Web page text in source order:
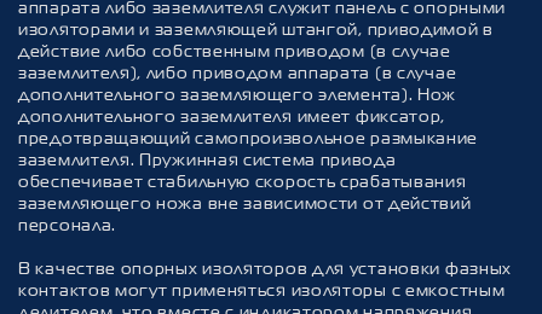
аппарата либо заземлителя служит панель с опорными
изоляторами и заземляющей штангой, приводимой в
действие либо собственным приводом (в случае
заземлителя), либо приводом аппарата (в случае
дополнительного заземляющего элемента). Нож
дополнительного заземлителя имеет фиксатор,
предотвращающий самопроизвольное размыкание
заземлителя. Пружинная система привода
обеспечивает стабильную скорость срабатывания
заземляющего ножа вне зависимости от действий
персонала.
В качестве опорных изоляторов для установки фазных
контактов могут применяться изоляторы с емкостным